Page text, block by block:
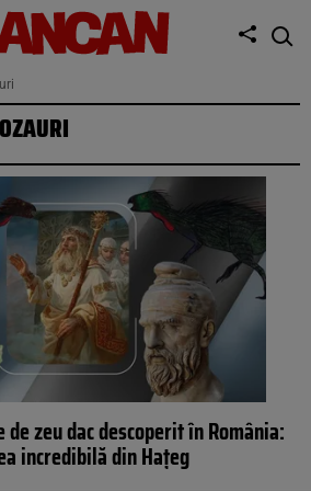
de zeu dac descoperit în România:
incredibilă din Hațeg